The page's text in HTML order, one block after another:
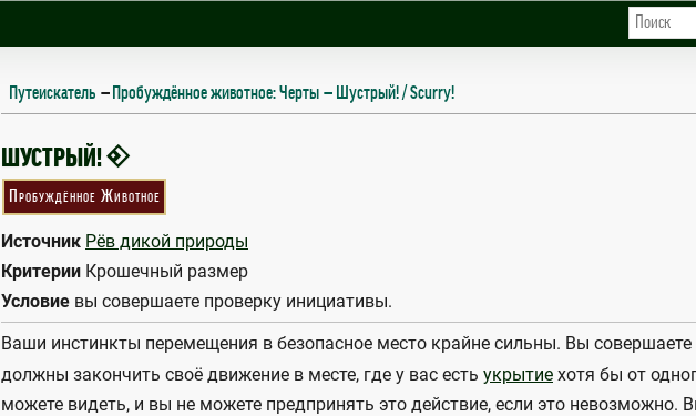
Путеискатель — Пробуждённое животное: Черты Шустрый! / Scurry!
ШУСТРЫЙ!
SCURRY! 4
Пробуждённое Животное
Источник Рёв дикой природы
Критерии Крошечный размер
Условие вы совершаете проверку инициативы.
Ваши инстинкты перемещения в безопасное место крайне сильны. Вы совершаете
должны закончить своё движение в месте, где у вас есть укрытие хотя бы от
можете видеть, и вы не можете предпринять это действие, если это невозможно.